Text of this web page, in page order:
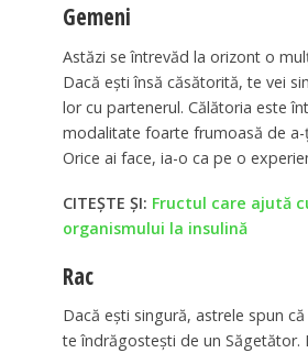
Gemeni
Astăzi se întrevăd la orizont o
Dacă ești însă căsătorită, te vei
lor cu partenerul. Călătoria este
modalitate foarte frumoasă de
Orice ai face, ia-o ca pe o
CITEȘTE ȘI: Fructul care ajută
organismului la insulină
Rac
Dacă ești singură, astrele spun
te îndrăgostești de un Săgetător.